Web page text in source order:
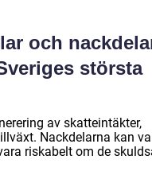
och
största
av skatteintäkter,
Nackdelarna kan
riskabelt om de